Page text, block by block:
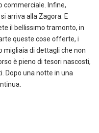
commerciale. Infine,
arriva alla Zagora. E
il bellissimo tramonto, in
queste cose offerte, i
di dettagli che non
è pieno di tesori nascosti,
Dopo una notte in una